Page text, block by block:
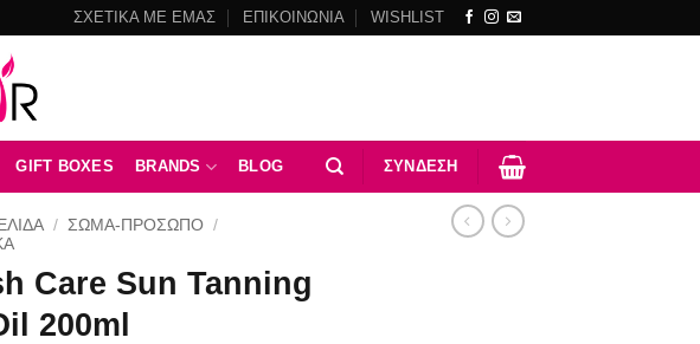
ΣΧΕΤΙΚΑ ΜΕ ΕΜΑΣ ΕΠΙΚΟΙΝΩΝΙΑ WISHLIST
GIFT BOXES BRANDS BLOG ΣΎΝΔΕΣΗ
/ ΣΩΜΑ-ΠΡΟΣΩΠΟ /
Care Sun Tanning
200ml